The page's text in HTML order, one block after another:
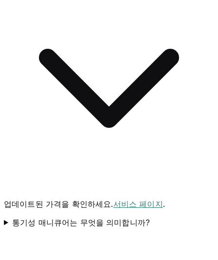
업데이트된 가격을 확인하세요.서비스 페이지.
통기성 매니큐어는 무엇을 의미합니까?